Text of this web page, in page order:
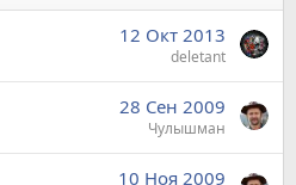
12 Окт 2013
deletant
28 Сен 2009
Чулышман
10 Ноя 2009